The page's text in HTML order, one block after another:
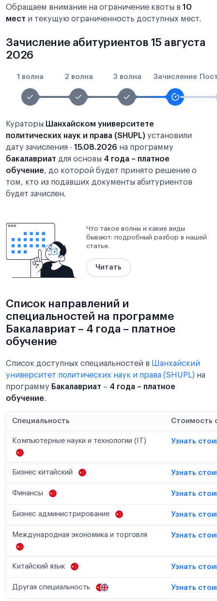
Обращаем внимание на ограничение квоты в 10
мест и текущую ограниченность доступных мест.
Зачисление абитуриентов 15 августа
2026
1 волна 2 волна 3 волна Зачисление
Кураторы Шанхайском университете
политических наук и права (SHUPL) установили
дату зачисления - 15.08.2026 на программу
бакалавриат для основы 4 года – платное
обучение, до которой будет принято решение о
том, кто из подавших документы абитуриентов
будет зачислен.
Что такое волны и какие виды
бывают: подробный разбор в нашей
статье.
Читать
Список направлений и
специальностей на программе
Бакалавриат – 4 года – платное
обучение
Список доступных специальностей в Шанхайский
университет политических наук и права (SHUPL) на
программу Бакалавриат – 4 года – платное
обучение.
Специальность Стоимость
Компьютерные науки и технологии (IT) Узнать
Бизнес китайский Узнать
Финансы Узнать
Бизнес администрирование Узнать
Международная экономика и торговля Узнать
Китайский язык Узнать
Другая специальность Узнать